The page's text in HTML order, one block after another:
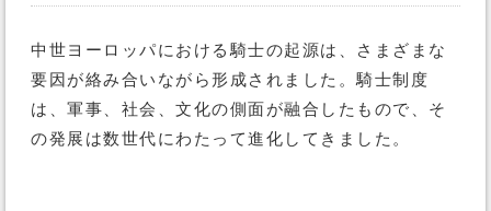
中世ヨーロッパにおける騎士の起源は、さまざまな
要因が絡み合いながら形成されました。騎士制度
は、軍事、社会、文化の側面が融合したもので、そ
の発展は数世代にわたって進化してきました。